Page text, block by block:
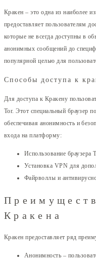
Кракен – это одна из наиболее
предоставляет пользователям
которые не всегда доступны в
анонимных сообщений до
популярной целью для
Способы доступа к
Для доступа к Кракену
Tor. Этот специальный браузер
обеспечивая анонимность и
входа на платформу:
Использование браузера
Установка VPN для
Файрволлы и
Кракена
Кракен предоставляет ряд
Анонимность –